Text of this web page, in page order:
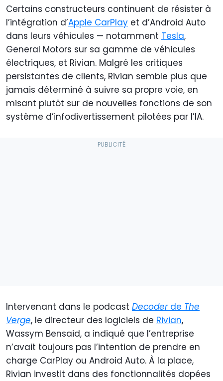
Certains constructeurs continuent de résister à
l’intégration d’Apple CarPlay et d’Android Auto
dans leurs véhicules — notamment Tesla,
General Motors sur sa gamme de véhicules
électriques, et Rivian. Malgré les critiques
persistantes de clients, Rivian semble plus que
jamais déterminé à suivre sa propre voie, en
misant plutôt sur de nouvelles fonctions de son
système d’infodivertissement pilotées par l’IA.
Intervenant dans le podcast Decoderde The
Verge, le directeur des logiciels de Rivian,
Wassym Bensaid, a indiqué que l’entreprise
n’avait toujours pas l’intention de prendre en
charge CarPlay ou Android Auto. À la place,
Rivian investit dans des fonctionnalités dopées